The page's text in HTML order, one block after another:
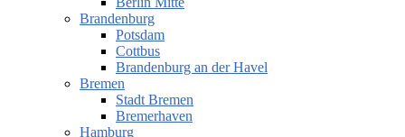
Brandenburg
Potsdam
Cottbus
Brandenburg an der Havel
Bremen
Stadt Bremen
Bremerhaven
Hamburg